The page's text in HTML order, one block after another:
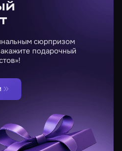
сюрпризом
подарочный